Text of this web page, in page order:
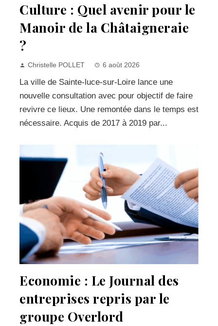
Culture : Quel avenir pour le
Manoir de la Châtaigneraie
?
Christelle POLLET 6 août 2026
La ville de Sainte-luce-sur-Loire lance une
nouvelle consultation avec pour objectif de faire
revivre ce lieux. Une remontée dans le temps est
nécessaire. Acquis de 2017 à 2019 par...
Economie : Le Journal des
entreprises repris par le
groupe Overlord